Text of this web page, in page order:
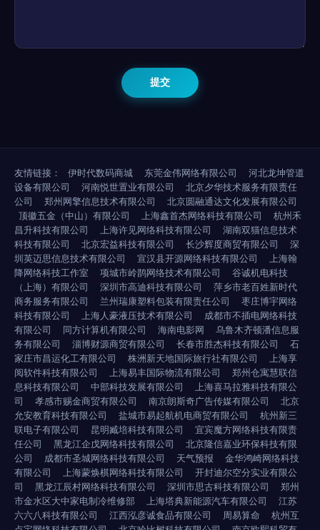
友情链接： 伊时代数码商城 东莞金伟网络有限公司
河北龙坤管道
设备有限公司
河南悦世置业有限公司
北京夕华技术服务有限责任
公司
郑州网擎信息技术有限公司
北京圆融通达文化发展有限公司
顶徽五金（中山）有限公司
上海鑫首杰网络科技有限公司
杭州禾
昌升科技有限公司
上海许见网络科技有限公司
湖南双猫信息技术
科技有限公司
北京宏益科技有限公司 长沙辉度商贸有限公司
深
圳英迈思信息技术有限公司
宣汉县开源网络科技有限公司
上海翰
降网络科技工作室
项城市岭鹊网络技术有限公司
谷诚机电科技
（上海）有限公司
深圳市高迪科技有限公司
萍乡市老百姓新时代
商务服务有限公司
兰州瑞康塑料包装有限责任公司
枣庄博宇网络
科技有限公司
上海人豪液压技术有限公司
成都市不插电网络科技
有限公司
同方计算机有限公司 海南电影网
乌鲁木齐顿潘信息服
务有限公司
淄博财源商贸有限公司 长春市胜杰科技有限公司
石
家庄市昌运化工有限公司
株洲新天地国际旅行社有限公司
上海享
阅软件科技有限公司
上海易丰国际物流有限公司
郑州仓寓慧联信
息科技有限公司
中部科技发展有限公司
上海喜马拉雅科技有限公
司
孝感市赐金商贸有限公司 南京朗斯奇广告传媒有限公司
北京
允安教育科技有限公司
盐城市易起航机电商贸有限公司
杭州新三
联电子有限公司
昆明臧培科技有限公司
宜宾魔方网络科技有限责
任公司
黑龙江企戊网络科技有限公司
北京隆信嘉业环保科技有限
公司
成都市圣城网络科技有限公司 天气预报
金华鸿崎网络科技
有限公司
上海蒙焕棋网络科技有限公司
开封迪尔空分实业有限公
司
黑龙江辰村网络科技有限公司 深圳市思古科技有限公司
郑州
市金水区大中家电制冷维修部
上海塔典新能源汽车有限公司
江苏
六六八科技有限公司
江西泓彦诚食品有限公司 周易算命
杭州互